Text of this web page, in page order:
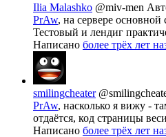
Ilia Malashko @miv-men
PrAw, на сервере основной
Тестовый и лендиг
Написано более трёх лет
smilingcheater
PrAw, насколько я вижу -
отдаётся, код страницы
Написано более трёх лет